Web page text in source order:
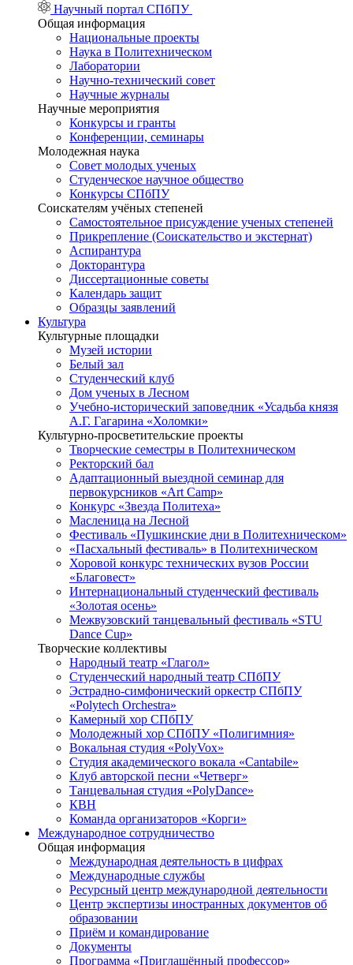
Научный портал СПбПУ
Общая информация
Национальные проекты
Наука в Политехническом
Лаборатории
Научно-технический совет
Научные журналы
Научные мероприятия
Конкурсы и гранты
Конференции, семинары
Молодежная наука
Совет молодых ученых
Студенческое научное общество
Конкурсы СПбПУ
Соискателям учёных степеней
Самостоятельное присуждение ученых степеней
Прикрепление (Соискательство и экстернат)
Аспирантура
Докторантура
Диссертационные советы
Календарь защит
Образцы заявлений
Культура
Культурные площадки
Музей истории
Белый зал
Студенческий клуб
Дом ученых в Лесном
Учебно-исторический заповедник «Усадьба князя
А.Г. Гагарина «Холомки»
Культурно-просветительские проекты
Творческие семестры в Политехническом
Ректорский бал
Адаптационный выездной семинар для
первокурсников «Art Camp»
Конкурс «Звезда Политеха»
Масленица на Лесной
Фестиваль «Пушкинские дни в Политехническом»
«Пасхальный фестиваль» в Политехническом
Хоровой конкурс технических вузов России
«Благовест»
Интернациональный студенческий фестиваль
«Золотая осень»
Межвузовский танцевальный фестиваль «STU
Dance Cup»
Творческие коллективы
Народный театр «Глагол»
Студенческий народный театр СПбПУ
Эстрадно-симфонический оркестр СПбПУ
«Polytech Orchestra»
Камерный хор СПбПУ
Молодежный хор СПбПУ «Полигимния»
Вокальная студия «PolyVox»
Студия академического вокала «Cantabile»
Клуб авторской песни «Четверг»
Танцевальная студия «PolyDance»
КВН
Команда организаторов «Корги»
Международное сотрудничество
Общая информация
Международная деятельность в цифрах
Международные службы
Ресурсный центр международной деятельности
Центр экспертизы иностранных документов об
образовании
Приём и командирование
Документы
Программа «Приглашённый профессор»